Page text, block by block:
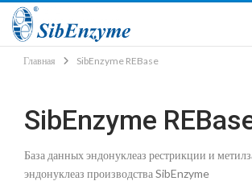
Главная SibEnzyme REBase
SibEnzyme
База данных эндонуклеаз рестрикции и
эндонуклеаз производства SibEnzyme